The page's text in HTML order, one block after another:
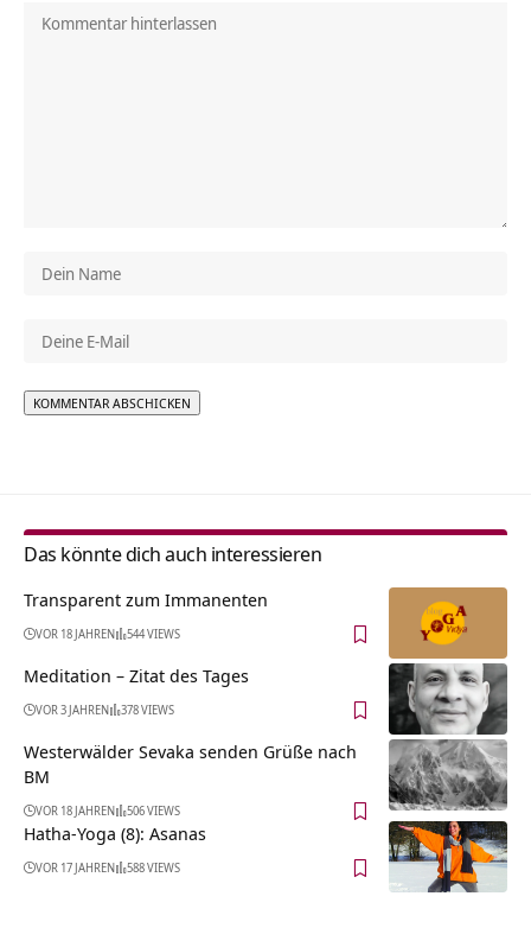
Das könnte dich auch interessieren
Transparent zum Immanenten
VOR 18 JAHREN 544 VIEWS
Meditation – Zitat des Tages
VOR 3 JAHREN 378 VIEWS
Westerwälder Sevaka senden Grüße nach
BM
VOR 18 JAHREN 506 VIEWS
Hatha-Yoga (8): Asanas
VOR 17 JAHREN 588 VIEWS